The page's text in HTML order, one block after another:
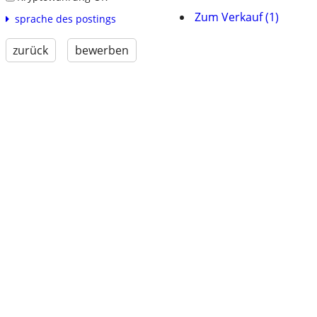
sprache des postings
zurück bewerben
Zum Verkauf (1)